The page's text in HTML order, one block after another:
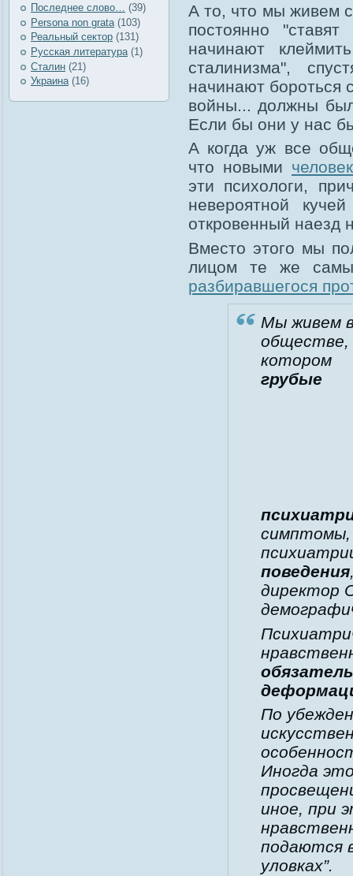
Последнее слово… (39)
Рersona non grata (103)
Реальный сектор (131)
Русская литература (1)
Сталин (21)
Украина(16)
А то, что мы живем
постоянно
начинают
сталинизма",
начинают бороться
войны... должны
Если бы они у нас
А когда уж все
что новыми
эти психологи,
невероятной
откровенный наезд
Вместо этого мы
лицом те же
разбиравшегося
Мы живем
обществе,
котором
грубые
симптомы,
поведения
директор
По
Иногда
иное, при
подаются
уловках”.